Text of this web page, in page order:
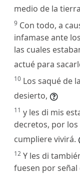
medio de la
9 Con todo, a
infamase ante
las cuales
actué para
10 Los saqué de
desierto,
11 y les di mis
decretos, por
cumpliere vivirá.
12 Y les di
fuesen por